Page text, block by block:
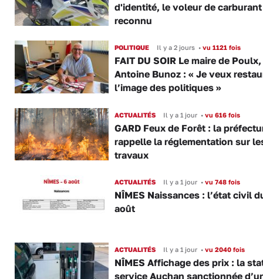
d'identité, le voleur de
reconnu
POLITIQUE Il y a 2 jours •vu 1121 fois
FAIT DU SOIR Le maire de
Antoine Bunoz : « Je veux
l’image des politiques »
ACTUALITÉS Il y a 1 jour •vu 616 fois
GARD Feux de Forêt : la
rappelle la réglementation sur
travaux
ACTUALITÉS Il y a 1 jour •vu 748 fois
NÎMES Naissances : l’état civil
août
ACTUALITÉS Il y a 1 jour •vu 2040 fois
NÎMES Affichage des prix : la
service Auchan sanctionnée